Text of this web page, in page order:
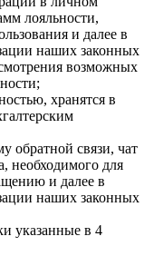
лояльности,
и далее в
наших законных
возможных
хранятся в
обратной связи, чат
необходимого для
и далее в
наших законных
указанные в 4